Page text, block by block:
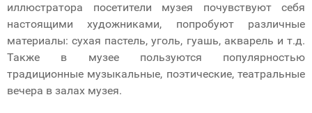
иллюстратора посетители музея почувствуют себя
настоящими художниками, попробуют различные
материалы: сухая пастель, уголь, гуашь, акварель и т.д.
Также в музее пользуются популярностью
традиционные музыкальные, поэтические, театральные
вечера в залах музея.